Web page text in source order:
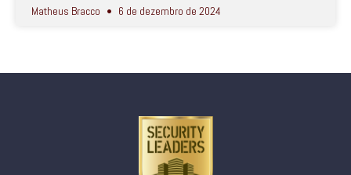
Matheus Bracco 6 de dezembro de 2024